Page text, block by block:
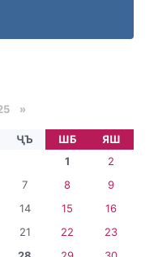
»
ҶЪ ШБ
ЯШ
1
2
7 8
9
14 15
16
21 22
23